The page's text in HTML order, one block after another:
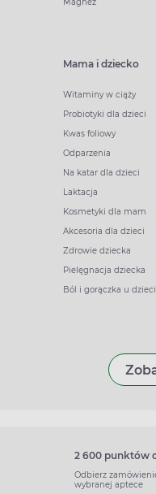
Mama i dziecko
Witaminy w ciąży
Probiotyki dla dzieci
Kwas foliowy
Odparzenia
Na katar dla dzieci
Laktacja
Kosmetyki dla mam
Akcesoria dla dzieci
Zdrowie dziecka
Pielęgnacja dziecka
Ból i gorączka u dzieci
2 600 punktów
Odbierz
wybranej aptece